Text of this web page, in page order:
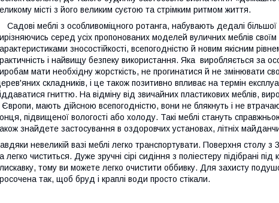
місті з його великим суєтою та стрімким ритмом життя.
Садові меблі з особливоміцного ротанга, набувають дедалі більшої
серед усіх пропонованих моделей вуличних меблів
зносостійкості, всепогодністю й новим якісним
і найвищу безпеку використання. Яка виробляється за
мати необхідну жорсткість, не прогинатися й не змінювати
складників, і це також позитивно впливає на термін
гниттю. На відміну від звичайних пластикових меблів,
Європи, мають дійсною всепогодністю, вони не блякнуть і не
підвищеної вологості або холоду. Такі меблі стануть
знайдете застосування в оздоровчих установах, літніх
невеликій вазі меблі легко транспортувати. Поверхня столу
легко чиститься. Дуже зручні сірі сидіння з поліестеру підібрані
тому ви можете легко очистити оббивку. Для захисту
так, щоб бруд і краплі води просто стікали.